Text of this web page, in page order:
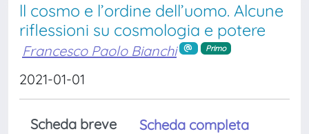
ll cosmo e l’ordine dell’uomo. Alcune
riflessioni su cosmologia e potere
Francesco Paolo Bianchi Primo
2021-01-01
Scheda breve
Scheda completa